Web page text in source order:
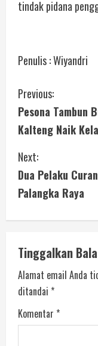
tindak pidana
Penulis : Wiyandri
Previous:
Pesona Tambun
Kalteng Naik
Next:
Dua Pelaku
Palangka Raya
Tinggalkan
Alamat email Anda
ditandai *
Komentar *